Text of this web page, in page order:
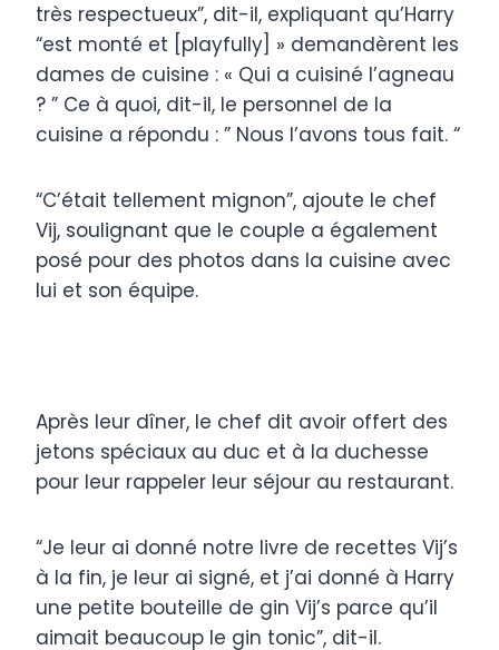
très respectueux”, dit-il, expliquant qu’Harry
“est monté et [playfully] » demandèrent les
dames de cuisine : « Qui a cuisiné l’agneau
? ” Ce à quoi, dit-il, le personnel de la
cuisine a répondu : ” Nous l’avons tous fait. “
“C’était tellement mignon”, ajoute le chef
Vij, soulignant que le couple a également
posé pour des photos dans la cuisine avec
lui et son équipe.
Après leur dîner, le chef dit avoir offert des
jetons spéciaux au duc et à la duchesse
pour leur rappeler leur séjour au restaurant.
“Je leur ai donné notre livre de recettes Vij’s
à la fin, je leur ai signé, et j’ai donné à Harry
une petite bouteille de gin Vij’s parce qu’il
aimait beaucoup le gin tonic”, dit-il.